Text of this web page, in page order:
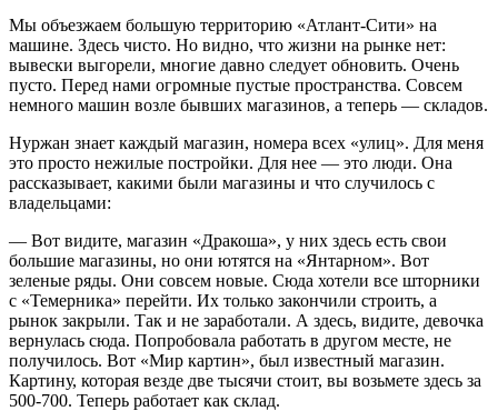
Мы объезжаем большую территорию «Атлант-Сити» на
машине. Здесь чисто. Но видно, что жизни на рынке нет:
вывески выгорели, многие давно следует обновить. Очень
пусто. Перед нами огромные пустые пространства. Совсем
немного машин возле бывших магазинов, а теперь — складов.
Нуржан знает каждый магазин, номера всех «улиц». Для меня
это просто нежилые постройки. Для нее — это люди. Она
рассказывает, какими были магазины и что случилось с
владельцами:
— Вот видите, магазин «Дракоша», у них здесь есть свои
большие магазины, но они ютятся на «Янтарном». Вот
зеленые ряды. Они совсем новые. Сюда хотели все шторники
с «Темерника» перейти. Их только закончили строить, а
рынок закрыли. Так и не заработали. А здесь, видите, девочка
вернулась сюда. Попробовала работать в другом месте, не
получилось. Вот «Мир картин», был известный магазин.
Картину, которая везде две тысячи стоит, вы возьмете здесь за
500-700. Теперь работает как склад.